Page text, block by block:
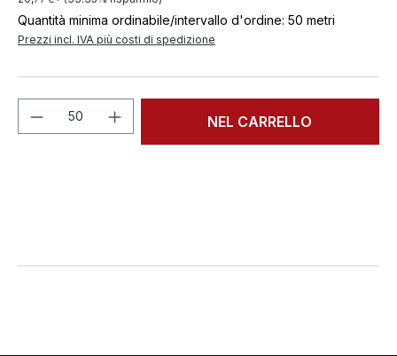
Quantità minima ordinabile/intervallo d'ordine: 50 metri
Prezzi incl. IVA più costi di spedizione
Quantità del prodotto: inserisci la
NEL CARRELLO